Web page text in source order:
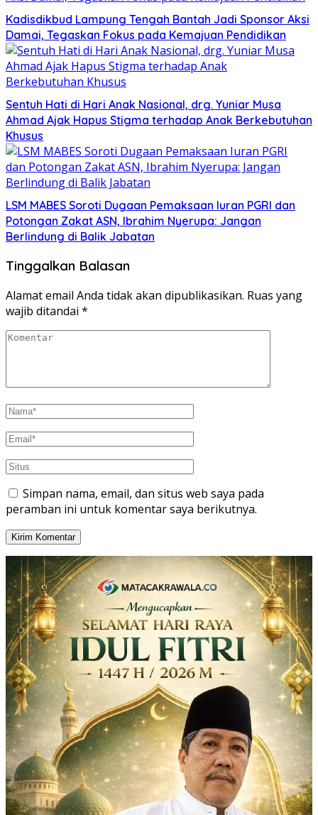
Kadisdikbud Lampung Tengah Bantah Jadi Sponsor Aksi
Damai, Tegaskan Fokus pada Kemajuan Pendidikan
Sentuh Hati di Hari Anak Nasional, drg. Yuniar Musa
Ahmad Ajak Hapus Stigma terhadap Anak Berkebutuhan
Khusus
LSM MABES Soroti Dugaan Pemaksaan Iuran PGRI dan
Potongan Zakat ASN, Ibrahim Nyerupa: Jangan
Berlindung di Balik Jabatan
Tinggalkan Balasan
Alamat email Anda tidak akan dipublikasikan. Ruas yang
wajib ditandai *
Simpan nama, email, dan situs web saya pada
peramban ini untuk komentar saya berikutnya.